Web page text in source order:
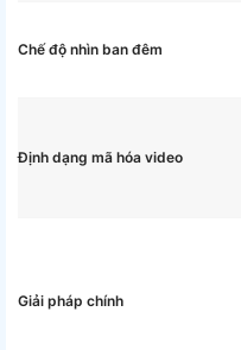
Chế độ nhìn ban đêm
Định dạng mã hóa video
Giải pháp chính